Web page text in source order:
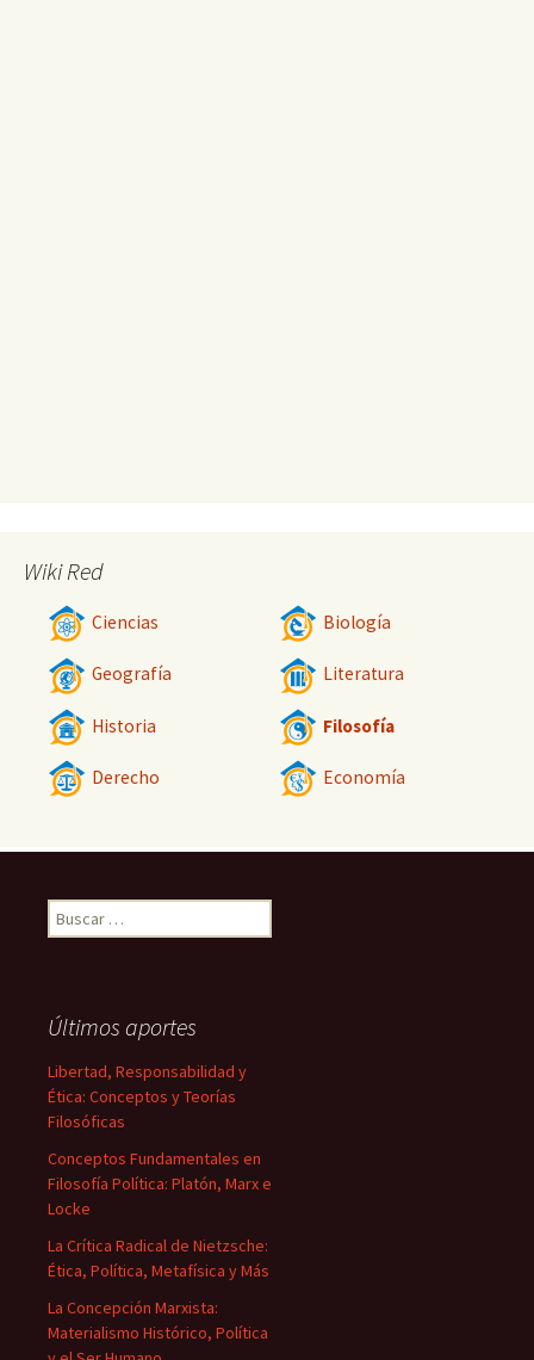
Wiki Red
Ciencias Biología
Geografía Literatura
Historia Filosofía
Derecho Economía
Buscar:
Últimos aportes
Libertad, Responsabilidad y
Ética: Conceptos y Teorías
Filosóficas
Conceptos Fundamentales en
Filosofía Política: Platón, Marx e
Locke
La Crítica Radical de Nietzsche:
Ética, Política, Metafísica y Más
La Concepción Marxista:
Materialismo Histórico, Política